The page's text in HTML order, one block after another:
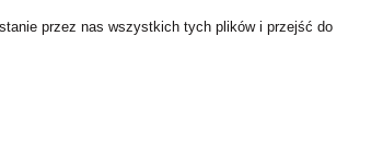
przez nas wszystkich tych plików i przejść do